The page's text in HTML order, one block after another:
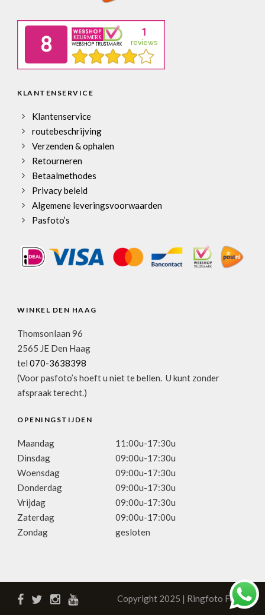
KLANTENSERVICE
Klantenservice
routebeschrijving
Verzenden & ophalen
Retourneren
Betaalmethodes
Privacy beleid
Algemene leveringsvoorwaarden
Pasfoto’s
WINKEL DEN HAAG
Thomsonlaan 96
2565 JE Den Haag
tel 070-3638398
(Voor pasfoto’s hoeft u niet te bellen. U kunt zonder
afspraak terecht.)
OPENINGSTIJDEN
Maandag
11:00u-17:30u
Dinsdag
09:00u-17:30u
Woensdag
09:00u-17:30u
Donderdag
09:00u-17:30u
Vrijdag
09:00u-17:30u
Zaterdag
09:00u-17:00u
Zondag
gesloten
Copyright 2025 | Ringfoto Focus